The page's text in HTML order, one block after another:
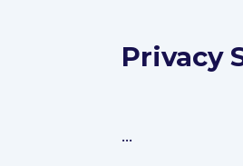
Privacy
...